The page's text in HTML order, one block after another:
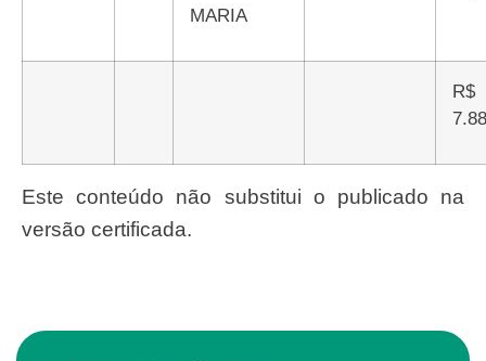
MARIA
R$
Este conteúdo não substitui o publicado na
versão certificada.